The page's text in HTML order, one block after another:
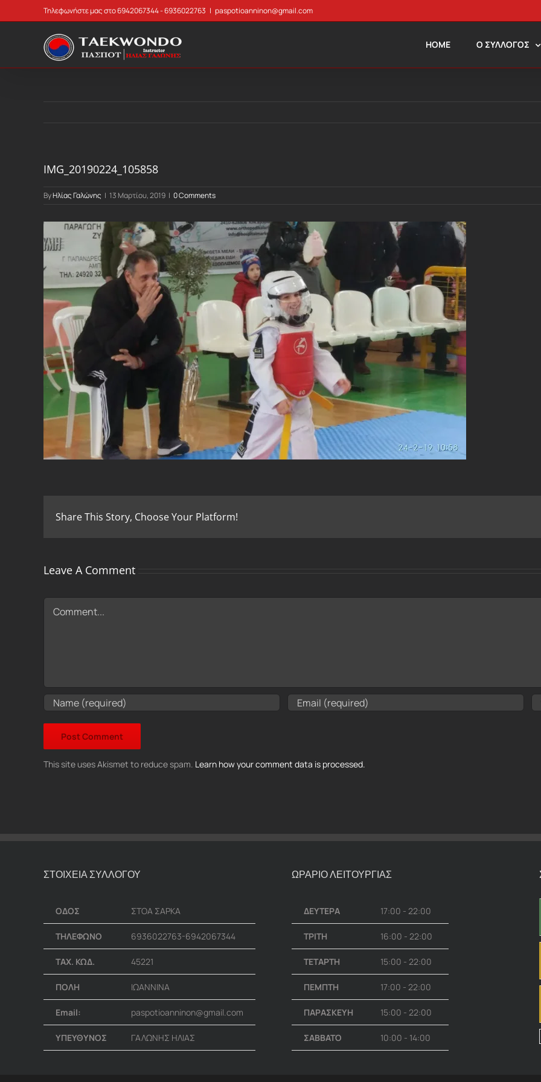
to
Τηλεφωνήστε μας στο 6942067344 - 6936022763 | paspotioanninon@gmail.com
HOME Ο ΣΥΛΛΟΓΟΣ
IMG_20190224_105858
ByΗλίας Γαλώνης | 13 Μαρτίου, 2019 | 0 Comments
Share This Story, Choose Your Platform!
Leave A Comment
Comment
This site uses Akismet to reduce spam. Learn how your comment data is processed.
ΣΤΟΙΧΕΙΑ ΣΥΛΛΟΓΟΥ
ΟΔΟΣ ΣΤΟΑ ΣΑΡΚΑ
ΤΗΛΕΦΩΝΟ 6936022763-6942067344
ΤΑΧ. ΚΩΔ. 45221
ΠΟΛΗ ΙΩΑΝΝΙΝΑ
Email: paspotioanninon@gmail.com
ΥΠΕΥΘΥΝΟΣ ΓΑΛΩΝΗΣ ΗΛΙΑΣ
ΩΡΑΡΙΟ ΛΕΙΤΟΥΡΓΙΑΣ
ΔΕΥΤΕΡΑ 17:00 - 22:00
ΤΡΙΤΗ 16:00 - 22:00
ΤΕΤΑΡΤΗ 15:00 - 22:00
ΠΕΜΠΤΗ 17:00 - 22:00
ΠΑΡΑΣΚΕΥΗ 15:00 - 22:00
ΣΑΒΒΑΤΟ 10:00 - 14:00